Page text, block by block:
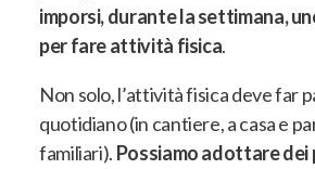
imporsi, durante la settimana,
per fare attività fisica.
Non solo, l’attività fisica deve far
quotidiano (in cantiere, a casa e
familiari). Possiamo adottare dei